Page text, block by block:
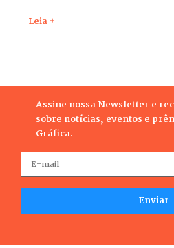
Leia +
Assine nossa Newsletter e
sobre notícias, eventos e
Gráfica.